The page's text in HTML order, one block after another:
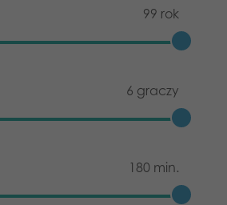
99 rok
6 graczy
180 min.